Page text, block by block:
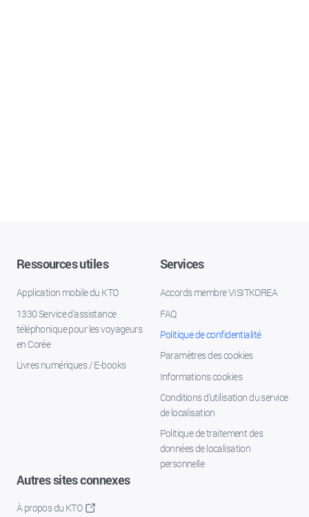
Ressources utiles
Application mobile du KTO
1330 Service d'assistance
téléphonique pour les voyageurs
en Corée
Livres numériques / E-books
Services
Accords membre VISITKOREA
FAQ
Politique de confidentialité
Paramètres des cookies
Informations cookies
Conditions d’utilisation du service
de localisation
Politique de traitement des
données de localisation
personnelle
Autres sites connexes
À propos du KTO